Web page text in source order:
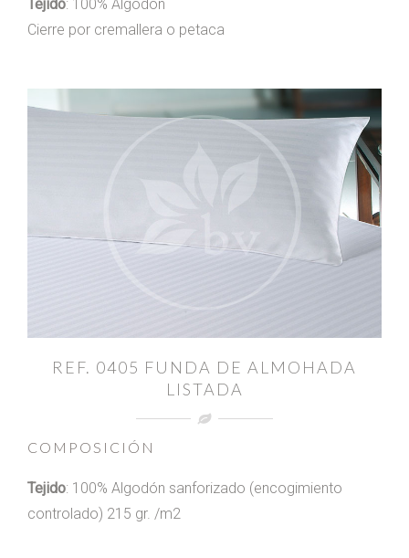
Tejido: 100% Algodón
Cierre por cremallera o petaca
REF. 0405 FUNDA DE ALMOHADA
LISTADA
COMPOSICIÓN
Tejido: 100% Algodón sanforizado (encogimiento
controlado) 215 gr. /m2